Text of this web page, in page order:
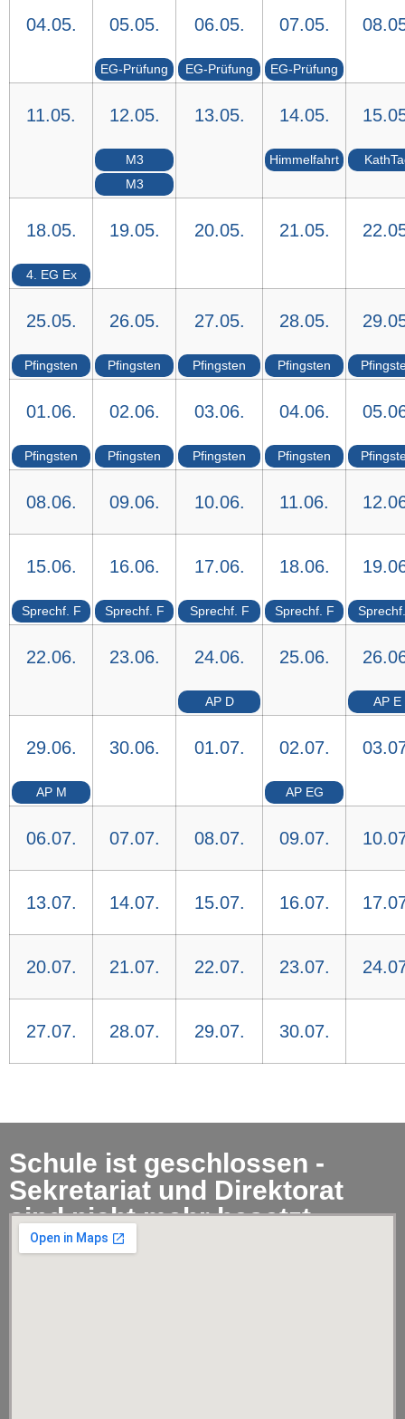
04.05. 05.05.
EG-Prüfung
06.05.
EG-Prüfung
07.05.
EG-Prüfung
11.05. 12.05.
M3
M3
13.05. 14.05.
Himmelfahrt
18.05.
4. EG Ex
19.05. 20.05. 21.05.
25.05.
Pfingsten
26.05.
Pfingsten
27.05.
Pfingsten
28.05.
Pfingsten
01.06.
Pfingsten
02.06.
Pfingsten
03.06.
Pfingsten
04.06.
Pfingsten
08.06. 09.06. 10.06. 11.06.
15.06.
Sprechf. F
16.06.
Sprechf. F
17.06.
Sprechf. F
18.06.
Sprechf. F
22.06. 23.06. 24.06.
AP D
25.06.
AP E
29.06.
AP M
30.06. 01.07. 02.07.
AP EG
06.07. 07.07. 08.07. 09.07.
13.07. 14.07. 15.07. 16.07.
20.07. 21.07. 22.07. 23.07.
27.07. 28.07. 29.07. 30.07.
Schule ist geschlossen -
Sekretariat und Direktorat
sind nicht mehr besetzt.